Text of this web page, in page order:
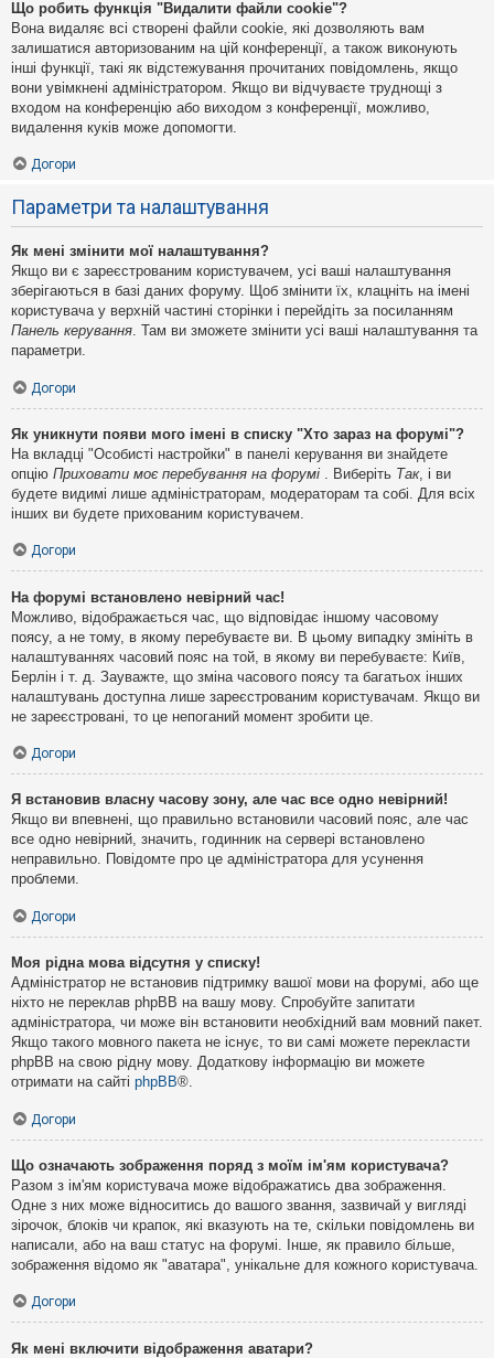
Що робить функція "Видалити файли cookie"?
Вона видаляє всі створені файли cookie, які дозволяють вам
залишатися авторизованим на цій конференції, а також виконують
інші функції, такі як відстежування прочитаних повідомлень, якщо
вони увімкнені адміністратором. Якщо ви відчуваєте труднощі з
входом на конференцію або виходом з конференції, можливо,
видалення куків може допомогти.
Догори
Параметри та налаштування
Як мені змінити мої налаштування?
Якщо ви є зареєстрованим користувачем, усі ваші налаштування
зберігаються в базі даних форуму. Щоб змінити їх, клацніть на імені
користувача у верхній частині сторінки і перейдіть за посиланням
Панель керування . Там ви зможете змінити усі ваші налаштування та
параметри.
Догори
Як уникнути появи мого імені в списку "Хто зараз на форумі"?
На вкладці "Особисті настройки" в панелі керування ви знайдете
опцію Приховати моє перебування на форумі . Виберіть Так, і ви
будете видимі лише адміністраторам, модераторам та собі. Для всіх
інших ви будете прихованим користувачем.
Догори
На форумі встановлено невірний час!
Можливо, відображається час, що відповідає іншому часовому
поясу, а не тому, в якому перебуваєте ви. В цьому випадку змініть в
налаштуваннях часовий пояс на той, в якому ви перебуваєте: Київ,
Берлін і т. д. Зауважте, що зміна часового поясу та багатьох інших
налаштувань доступна лише зареєстрованим користувачам. Якщо ви
не зареєстровані, то це непоганий момент зробити це.
Догори
Я встановив власну часову зону, але час все одно невірний!
Якщо ви впевнені, що правильно встановили часовий пояс, але час
все одно невірний, значить, годинник на сервері встановлено
неправильно. Повідомте про це адміністратора для усунення
проблеми.
Догори
Моя рідна мова відсутня у списку!
Адміністратор не встановив підтримку вашої мови на форумі, або ще
ніхто не переклав phpBB на вашу мову. Спробуйте запитати
адміністратора, чи може він встановити необхідний вам мовний пакет.
Якщо такого мовного пакета не існує, то ви самі можете перекласти
phpBB на свою рідну мову. Додаткову інформацію ви можете
отримати на сайті phpBB®.
Догори
Що означають зображення поряд з моїм ім'ям користувача?
Разом з ім'ям користувача може відображатись два зображення.
Одне з них може відноситись до вашого звання, зазвичай у вигляді
зірочок, блоків чи крапок, які вказують на те, скільки повідомлень ви
написали, або на ваш статус на форумі. Інше, як правило більше,
зображення відомо як "аватара", унікальне для кожного користувача.
Догори
Як мені включити відображення аватари?